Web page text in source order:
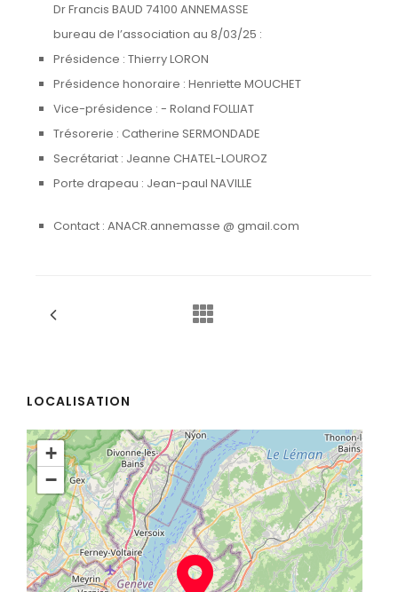
Dr Francis BAUD 74100 ANNEMASSE
bureau de l’association au 8/03/25 :
Présidence : Thierry LORON
Présidence honoraire : Henriette MOUCHET
Vice-présidence : - Roland FOLLIAT
Trésorerie : Catherine SERMONDADE
Secrétariat : Jeanne CHATEL-LOUROZ
Porte drapeau : Jean-paul NAVILLE
Contact : ANACR.annemasse @ gmail.com
LOCALISATION
+
−